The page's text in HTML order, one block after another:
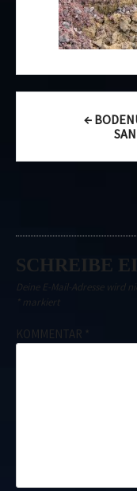
←
SCHREIBE
Deine E-Mail-Adresse wird
* markiert
KOMMENTAR *